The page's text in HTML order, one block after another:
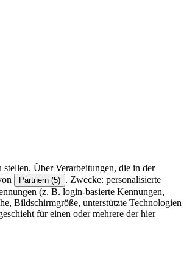
Über Verarbeitungen, die in der
Partnern (5) . Zwecke: personalisierte
(z. B. login-basierte Kennungen,
Bildschirmgröße, unterstützte Technologien
für einen oder mehrere der hier